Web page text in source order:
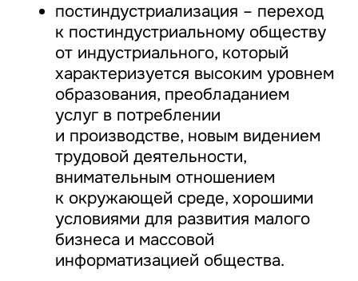
постиндустриализация – переход
к постиндустриальному обществу
от индустриального, который
характеризуется высоким уровнем
образования, преобладанием
услуг в потреблении
и производстве, новым видением
трудовой деятельности,
внимательным отношением
к окружающей среде, хорошими
условиями для развития малого
бизнеса и массовой
информатизацией общества.